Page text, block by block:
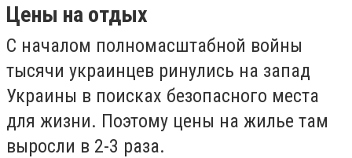
Цены на отдых
С началом полномасштабной войны
тысячи украинцев ринулись на запад
Украины в поисках безопасного места
для жизни. Поэтому цены на жилье там
выросли в 2-3 раза.